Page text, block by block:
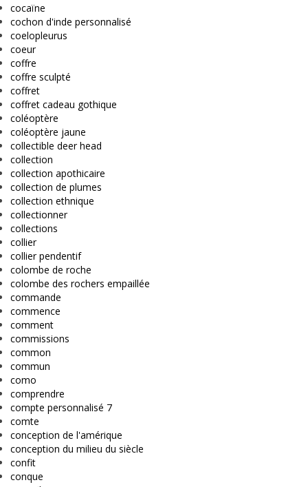
cocaïne
cochon d'inde personnalisé
coelopleurus
coeur
coffre
coffre sculpté
coffret
coffret cadeau gothique
coléoptère
coléoptère jaune
collectible deer head
collection
collection apothicaire
collection de plumes
collection ethnique
collectionner
collections
collier
collier pendentif
colombe de roche
colombe des rochers empaillée
commande
commence
comment
commissions
common
commun
como
comprendre
compte personnalisé 7
comte
conception de l'amérique
conception du milieu du siècle
confit
conque